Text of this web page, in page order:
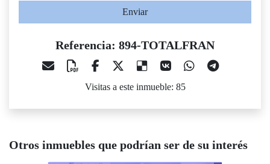
Enviar
Referencia: 894-TOTALFRAN
Visitas a este inmueble: 85
Otros inmuebles que podrían ser de su interés